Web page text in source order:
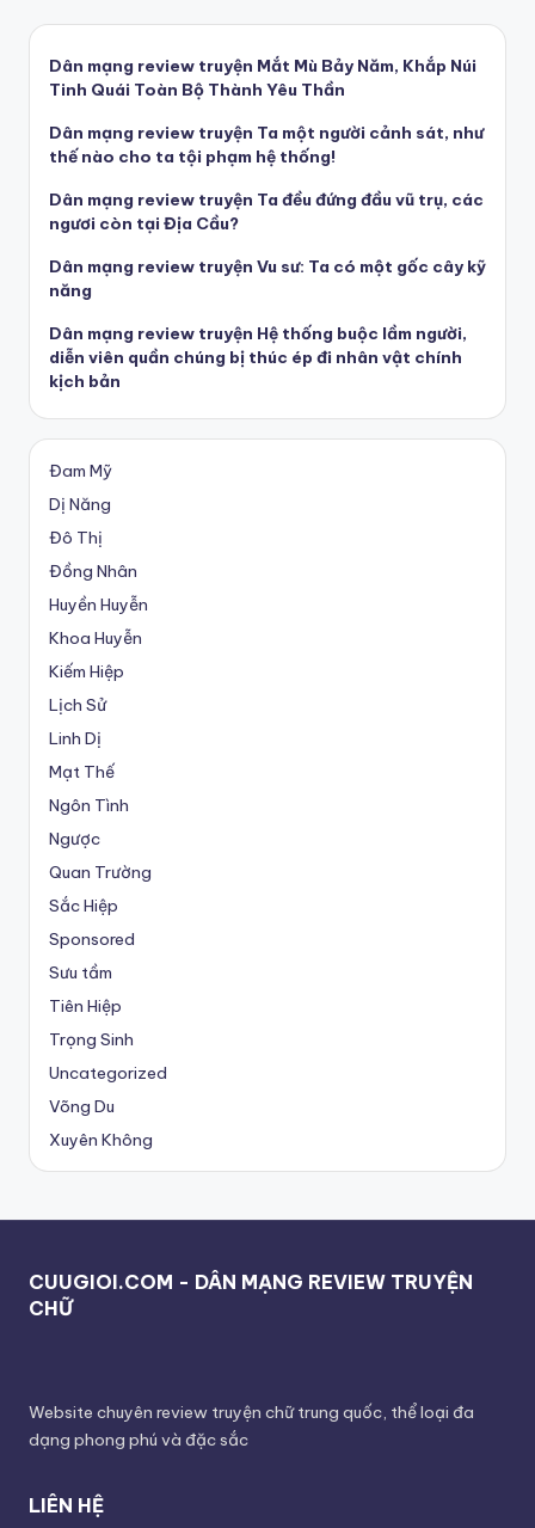
Dân mạng review truyện Mắt Mù Bảy Năm, Khắp Núi
Tinh Quái Toàn Bộ Thành Yêu Thần
Dân mạng review truyện Ta một người cảnh sát, như
thế nào cho ta tội phạm hệ thống!
Dân mạng review truyện Ta đều đứng đầu vũ trụ, các
ngươi còn tại Địa Cầu?
Dân mạng review truyện Vu sư: Ta có một gốc cây kỹ
năng
Dân mạng review truyện Hệ thống buộc lầm người,
diễn viên quần chúng bị thúc ép đi nhân vật chính
kịch bản
Đam Mỹ
Dị Năng
Đô Thị
Đồng Nhân
Huyền Huyễn
Khoa Huyễn
Kiếm Hiệp
Lịch Sử
Linh Dị
Mạt Thế
Ngôn Tình
Ngược
Quan Trường
Sắc Hiệp
Sponsored
Sưu tầm
Tiên Hiệp
Trọng Sinh
Uncategorized
Võng Du
Xuyên Không
CUUGIOI.COM - DÂN MẠNG REVIEW TRUYỆN
CHỮ
Website chuyên review truyện chữ trung quốc, thể loại đa
dạng phong phú và đặc sắc
LIÊN HỆ